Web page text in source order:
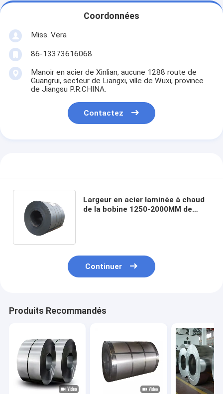
Coordonnées
Miss. Vera
86-13373616068
Manoir en acier de Xinlian, aucune 1288 route de
Guangrui, secteur de Liangxi, ville de Wuxi, province
de Jiangsu P.R.CHINA.
Contactez
Largeur en acier laminée à chaud
de la bobine 1250-2000MM de
Continuer
Produits Recommandés